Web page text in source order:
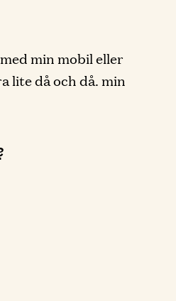
min mobil eller
lite då och då. min